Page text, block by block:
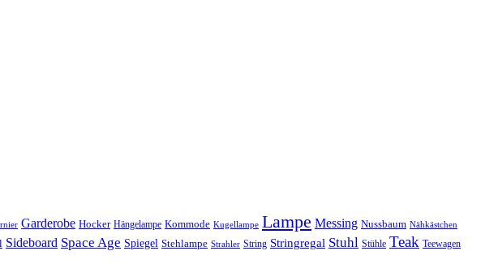
Garderobe Hocker Hängelampe Kommode Kugellampe Lampe Messing Nussbaum Nähkästchen
Sideboard Space Age Spiegel Stehlampe Strahler String Stringregal Stuhl Stühle Teak Teewagen